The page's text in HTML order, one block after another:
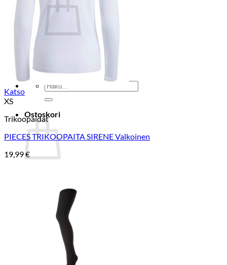
Ostoskori on tyhjä.
Takaisin kauppaan
Etsi:
Ostoskori
Takaisin kauppaan
Katso
XS
Trikoopaidat
PIECES TRIKOOPAITA SIRENE Valkoinen
19,99€